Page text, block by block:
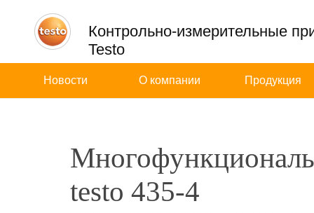
Контрольно-измерительные
Testo
Новости О компании Продукция
testo 435-4